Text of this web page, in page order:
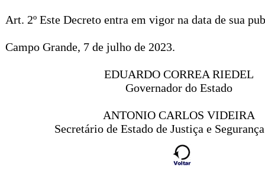
Art. 2º Este Decreto entra em vigor na data de sua
Campo Grande, 7 de julho de 2023.
EDUARDO CORREA RIEDEL
Governador do Estado
ANTONIO CARLOS VIDEIRA
Secretário de Estado de Justiça e